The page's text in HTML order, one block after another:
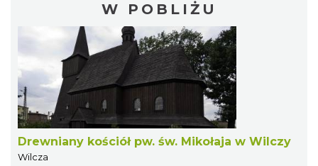
W POBLIŻU
Drewniany kościół pw. św. Mikołaja w Wilczy
Wilcza